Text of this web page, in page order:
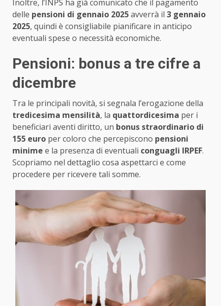
Inoltre, l’INPS ha già comunicato che il pagamento
delle pensioni di gennaio 2025avverrà il 3 gennaio
2025, quindi è consigliabile pianificare in anticipo
eventuali spese o necessità economiche.
Pensioni: bonus a tre cifre a
dicembre
Tra le principali novità, si segnala l’erogazione della
tredicesima mensilità, la quattordicesima per i
beneficiari aventi diritto, un bonus straordinario di
155 euro per coloro che percepiscono pensioni
minime e la presenza di eventuali conguagli IRPEF.
Scopriamo nel dettaglio cosa aspettarci e come
procedere per ricevere tali somme.